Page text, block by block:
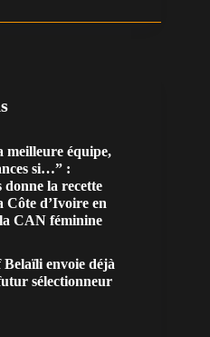
meilleure équipe,
si…” :
donne la recette
d’Ivoire en
CAN féminine
envoie déjà
sélectionneur